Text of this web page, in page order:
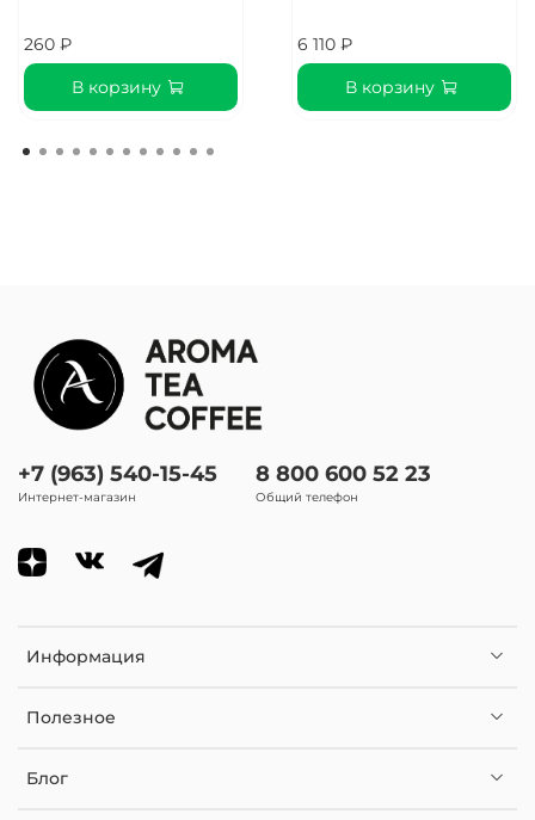
Мытый
Способ приготовления
Фильтр-кофе, Капельная кофеварка, Пуровер, Кемекс
Микролоты
260 ₽
В корзину
6 110 ₽
В корзину
Информация
Полезное
Блог
+7 (963) 540-15-45
Интернет-магазин
8 800 600 52 23
Общий телефон